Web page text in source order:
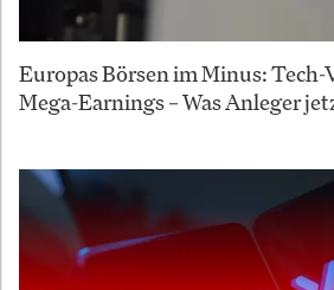
Europas Börsen im Minus: Tech-
Mega-Earnings – Was Anleger